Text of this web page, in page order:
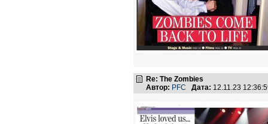
Re: The Zombies
Автор: PFC Дата: 12.11.23